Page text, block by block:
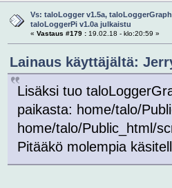
Vs: taloLogger v1.5a, taloLoggerGraph
taloLoggerPi v1.0a julkaistu
« Vastaus #179 :19.02.18 - klo:20:59 »
Lainaus käyttäjältä:
Lisäksi tuo
paikasta: home/talo/
home/talo/Public_html/
Pitääkö molempia